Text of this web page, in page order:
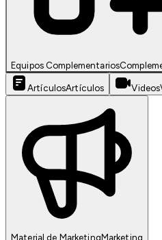
Equipos Complementarios
ArtículosArtículos Videos
Material de MarketingMarketing